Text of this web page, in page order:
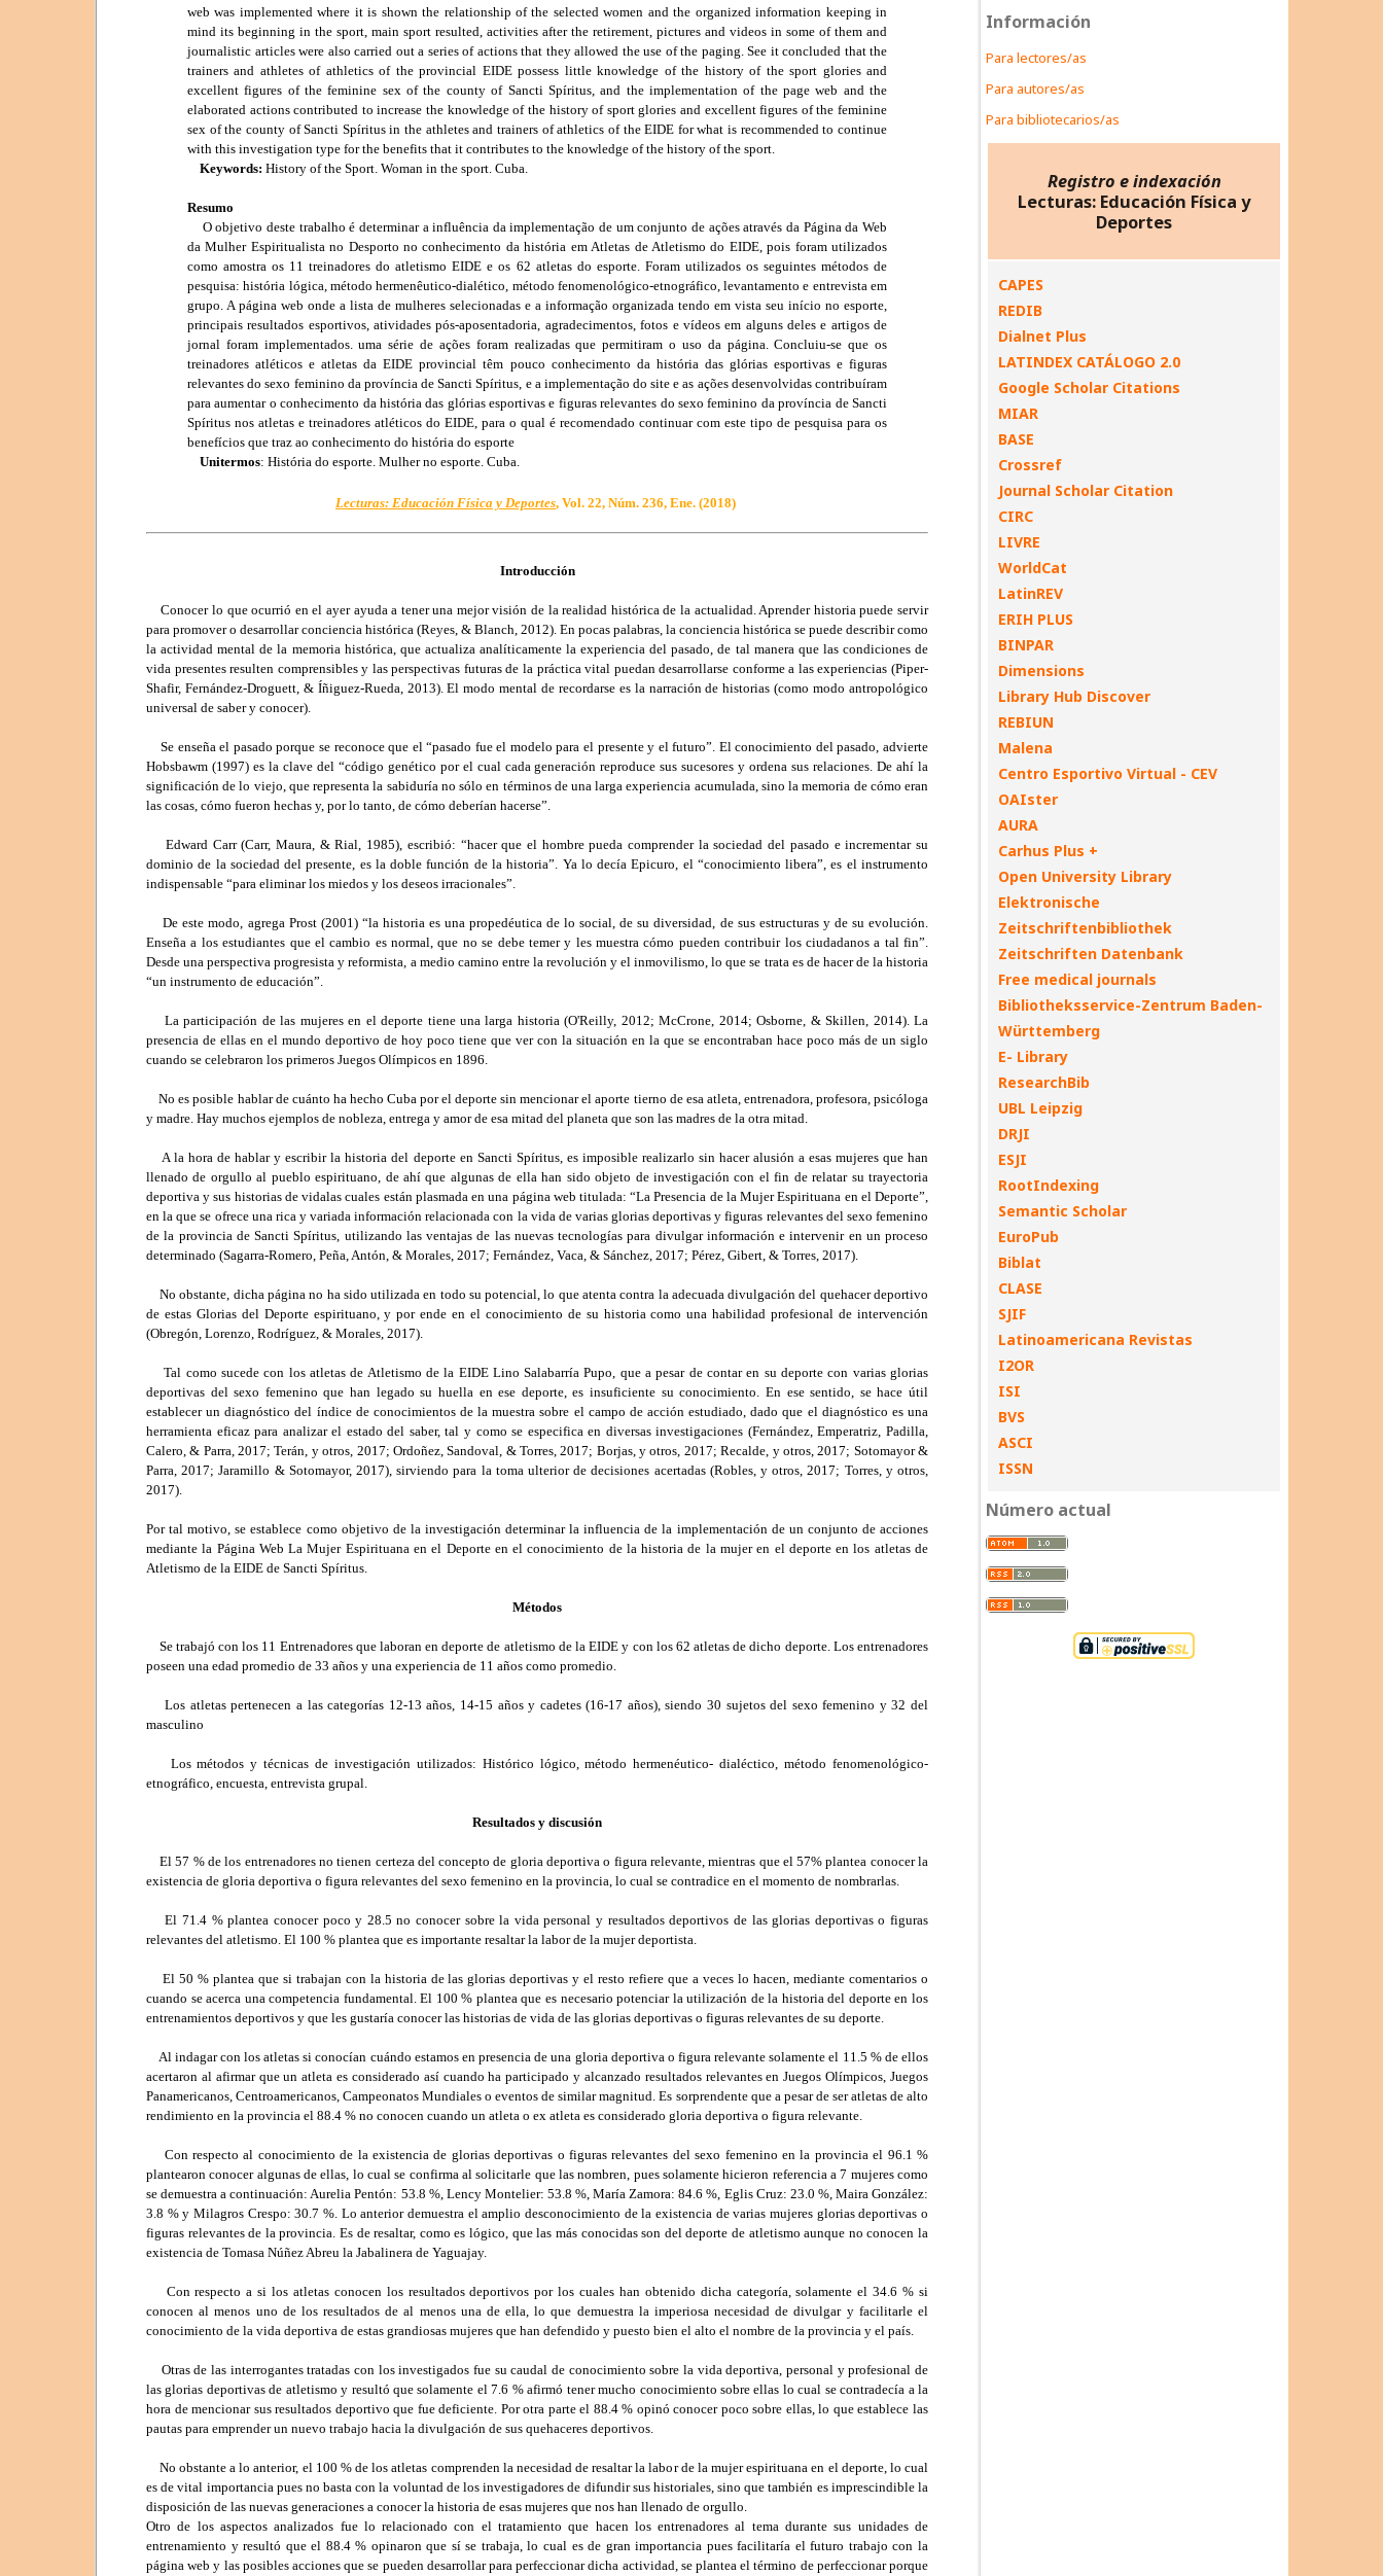
Información
Para lectores/as
Para autores/as
Para bibliotecarios/as
Registro e indexación
Lecturas: Educación Física y
Deportes
CAPES
REDIB
Dialnet Plus
LATINDEX CATÁLOGO 2.0
Google Scholar Citations
MIAR
BASE
Crossref
Journal Scholar Citation
CIRC
LIVRE
WorldCat
LatinREV
ERIH PLUS
BINPAR
Dimensions
Library Hub Discover
REBIUN
Malena
Centro Esportivo Virtual - CEV
OAIster
AURA
Carhus Plus +
Open University Library
Elektronische
Zeitschriftenbibliothek
Zeitschriften Datenbank
Free medical journals
Bibliotheksservice-Zentrum Baden-
Württemberg
E- Library
ResearchBib
UBL Leipzig
DRJI
ESJI
RootIndexing
Semantic Scholar
EuroPub
Biblat
CLASE
SJIF
Latinoamericana Revistas
I2OR
ISI
BVS
ASCI
ISSN
Número actual